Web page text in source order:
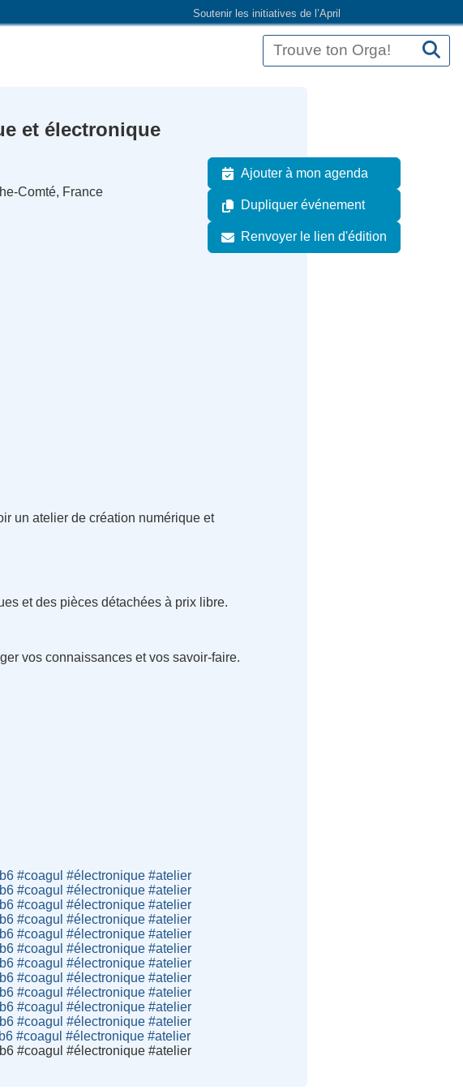
Soutenir les initiatives de l’April
et électronique
Ajouter à mon agenda
Dupliquer événement
Renvoyer le lien d'édition
Comté, France
un atelier de création numérique et
et des pièces détachées à prix libre.
vos connaissances et vos savoir-faire.
#coagul #électronique #atelier
#coagul #électronique #atelier
#coagul #électronique #atelier
#coagul #électronique #atelier
#coagul #électronique #atelier
#coagul #électronique #atelier
#coagul #électronique #atelier
#coagul #électronique #atelier
#coagul #électronique #atelier
#coagul #électronique #atelier
#coagul #électronique #atelier
#coagul #électronique #atelier
#coagul #électronique #atelier